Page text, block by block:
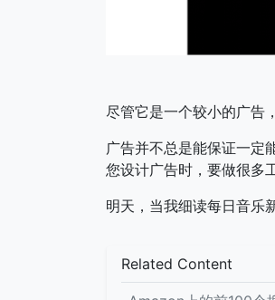
尽管它是一个较小的广告
广告并不总是能保证一定
您设计广告时，要做很多
明天，当我细读每日音乐
Related Content